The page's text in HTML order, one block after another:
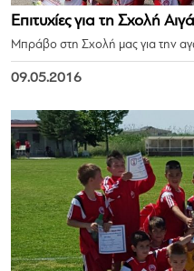
Επιτυχίες για τη Σχολή
Μπράβο στη Σχολή μας για την
09.05.2016